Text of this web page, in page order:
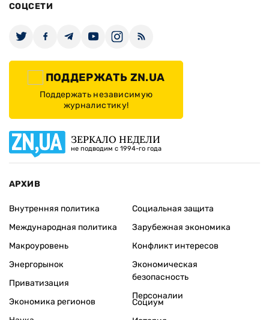
СОЦСЕТИ
ПОДДЕРЖАТЬ ZN.UA
Поддержать независимую
журналистику!
ЗЕРКАЛО НЕДЕЛИ
не подводим с 1994-го года
АРХИВ
Внутренняя политика
Международная политика
Макроуровень
Энергорынок
Приватизация
Экономика регионов
Социальная защита
Зарубежная экономика
Конфликт интересов
Экономическая
безопасность
Персоналии
Социум